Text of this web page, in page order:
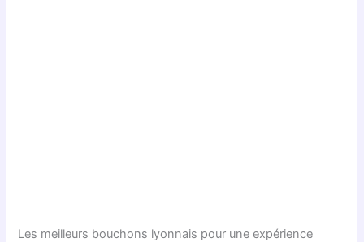
Les meilleurs bouchons lyonnais pour une expérience